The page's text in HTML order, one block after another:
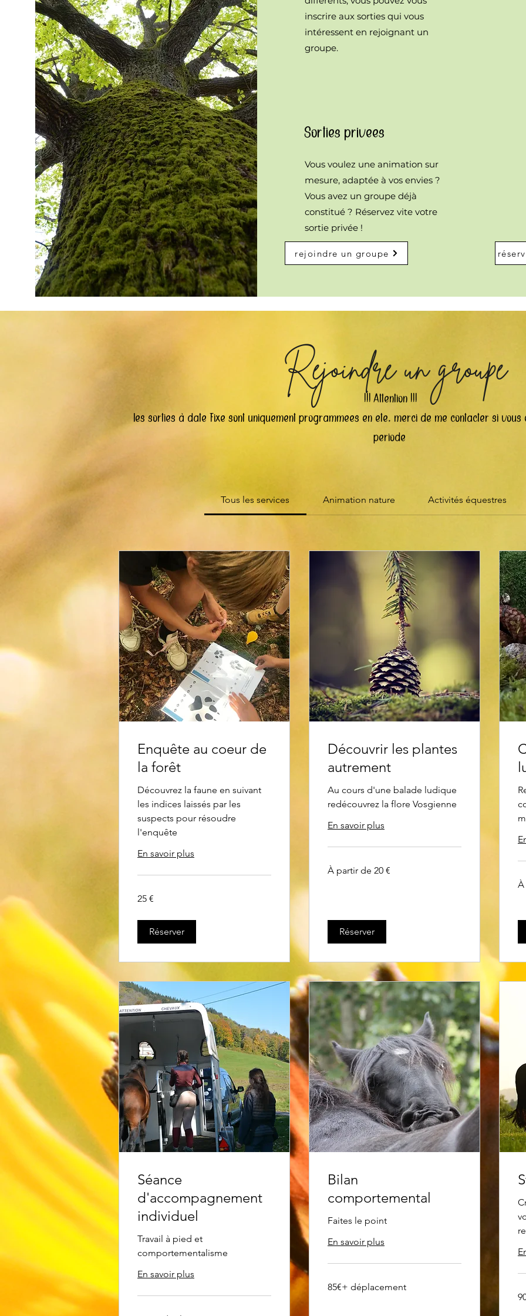
inscrire aux sorties qui vous
intéressent en rejoignant un
groupe.
Sorties privées
Vous voulez une animation sur
mesure, adaptée à vos envies ?
Vous avez un groupe déjà
constitué ? Réservez vite votre
sortie privée !
rejoindre un groupe
Rejoindre un groupe
!!! Attention !!!
les sorties à date fixe sont uniquement programmées en été, merci de me contacter si
période
Tous les services Animation nature Activités équestres
Enquête au coeur de
la forêt
Découvrez la faune en suivant
les indices laissés par les
suspects pour résoudre
l'enquête
En savoir plus
euros
25 €
Réserver
Découvrir les plantes
autrement
Au cours d'une balade ludique
redécouvrez la flore Vosgienne
En savoir plus
À
partir
À partir de 20 €
Réserver
À
À
Séance
d'accompagnement
individuel
Travail à pied et
comportementalisme
En savoir plus
Bilan
comportemental
Faites le point
En savoir plus
+
déplacement
85€+ déplacement